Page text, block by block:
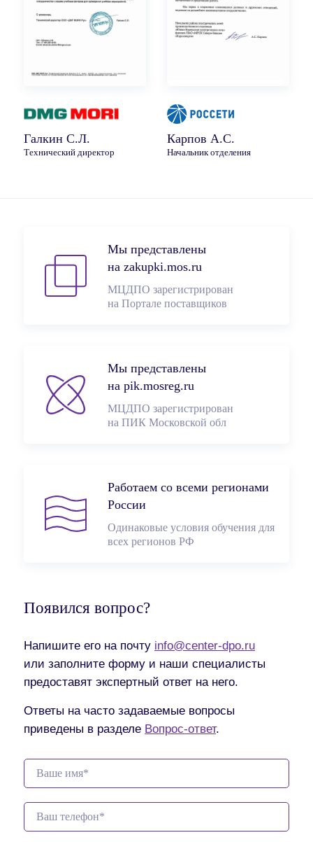
Галкин С.Л.
Технический директор
Карпов А.С.
Начальник отделения
Мы представлены
на zakupki.mos.ru
МЦДПО зарегистрирован
на Портале поставщиков
Мы представлены
на pik.mosreg.ru
МЦДПО зарегистрирован
на ПИК Московской обл
Работаем со всеми регионами
России
Одинаковые условия обучения для
всех регионов РФ
Появился вопрос?
Напишите его на почту info@center-dpo.ru
или заполните форму и наши специалисты
предоставят экспертный ответ на него.
Ответы на часто задаваемые вопросы
приведены в разделе Вопрос-ответ.